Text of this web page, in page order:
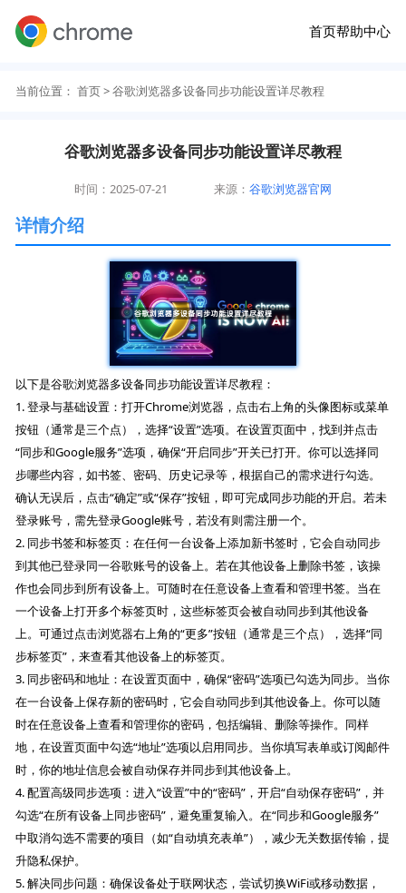
首页帮助中心
当前位置： 首页> 谷歌浏览器多设备同步功能设置详尽教程
谷歌浏览器多设备同步功能设置详尽教程
时间：2025-07-21 来源：谷歌浏览器官网
详情介绍
以下是谷歌浏览器多设备同步功能设置详尽教程：
1. 登录与基础设置：打开Chrome浏览器，点击右上角的头像图标或菜单
按钮（通常是三个点），选择“设置”选项。在设置页面中，找到并点击
“同步和Google服务”选项，确保“开启同步”开关已打开。你可以选择同
步哪些内容，如书签、密码、历史记录等，根据自己的需求进行勾选。
确认无误后，点击“确定”或“保存”按钮，即可完成同步功能的开启。若未
登录账号，需先登录Google账号，若没有则需注册一个。
2. 同步书签和标签页：在任何一台设备上添加新书签时，它会自动同步
到其他已登录同一谷歌账号的设备上。若在其他设备上删除书签，该操
作也会同步到所有设备上。可随时在任意设备上查看和管理书签。当在
一个设备上打开多个标签页时，这些标签页会被自动同步到其他设备
上。可通过点击浏览器右上角的“更多”按钮（通常是三个点），选择“同
步标签页”，来查看其他设备上的标签页。
3. 同步密码和地址：在设置页面中，确保“密码”选项已勾选为同步。当你
在一台设备上保存新的密码时，它会自动同步到其他设备上。你可以随
时在任意设备上查看和管理你的密码，包括编辑、删除等操作。同样
地，在设置页面中勾选“地址”选项以启用同步。当你填写表单或订阅邮件
时，你的地址信息会被自动保存并同步到其他设备上。
4. 配置高级同步选项：进入“设置”中的“密码”，开启“自动保存密码”，并
勾选“在所有设备上同步密码”，避免重复输入。在“同步和Google服务”
中取消勾选不需要的项目（如“自动填充表单”），减少无关数据传输，提
升隐私保护。
5. 解决同步问题：确保设备处于联网状态，尝试切换WiFi或移动数据，